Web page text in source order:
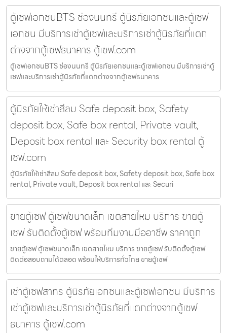
ตู้เซฟเอกชนBTS ช่องนนทรี ตู้นิรภัยเอกชนและตู้เซฟ
เอกชน มีบริการเช่าตู้เซฟและบริการเช่าตู้นิรภัยที่แตก
ต่างจากตู้เซฟธนาคาร ตู้เซฟ.com
ตู้เซฟเอกชนBTS ช่องนนทรี ตู้นิรภัยเอกชนและตู้เซฟเอกชน มีบริการเช่าตู้
เซฟและบริการเช่าตู้นิรภัยที่แตกต่างจากตู้เซฟธนาคาร
ตู้นิรภัยให้เช่าสีลม Safe deposit box, Safety
deposit box, Safe box rental, Private vault,
Deposit box rental และ Security box rental ตู้
เซฟ.com
ตู้นิรภัยให้เช่าสีลม Safe deposit box, Safety deposit box, Safe box
rental, Private vault, Deposit box rental และ Securi
ขายตู้เซฟ ตู้เซฟขนาดเล็ก เขตสายไหม บริการ ขายตู้
เซฟ รับติดตั้งตู้เซฟ พร้อมทีมงานมืออาชีพ ราคาถูก
ขายตู้เซฟ ตู้เซฟขนาดเล็ก เขตสายไหม บริการ ขายตู้เซฟ รับติดตั้งตู้เซฟ
ติดต่อสอบถามได้ตลอด พร้อมให้บริการทั่วไทย ขายตู้เซฟ
เช่าตู้เซฟสาทร ตู้นิรภัยเอกชนและตู้เซฟเอกชน มีบริการ
เช่าตู้เซฟและบริการเช่าตู้นิรภัยที่แตกต่างจากตู้เซฟ
ธนาคาร ตู้เซฟ.com